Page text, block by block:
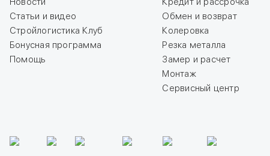
Статьи и видео
Стройлогистика Клуб
Бонусная программа
Помощь
Обмен и возврат
Колеровка
Резка металла
Замер и расчет
Монтаж
Сервисный центр